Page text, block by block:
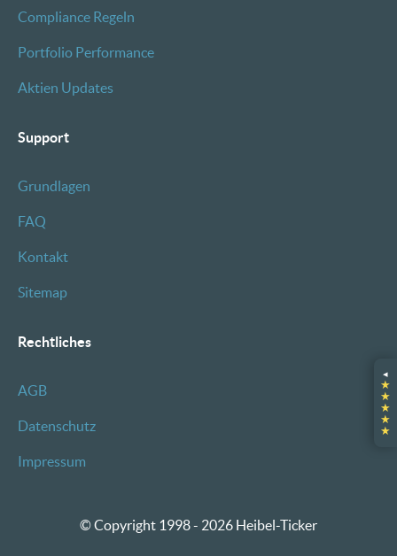
◂
★
★
★
★
★
Compliance Regeln
Portfolio Performance
Aktien Updates
Support
Grundlagen
FAQ
Kontakt
Sitemap
Rechtliches
AGB
Datenschutz
Impressum
© Copyright 1998 - 2026 Heibel-Ticker